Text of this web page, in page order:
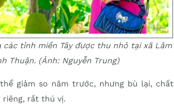
các tỉnh miền Tây được thu nhỏ tại xã Lâm
Thuận. (Ảnh: Nguyễn Trung)
giảm so năm trước, nhưng bù lại, chất
rất thú vị.